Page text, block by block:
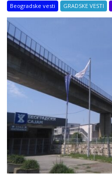
Beogradske vesti
GRADSKE VESTI